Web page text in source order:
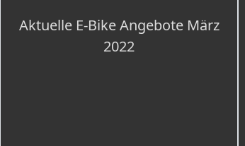
Aktuelle E-Bike Angebote März
2022